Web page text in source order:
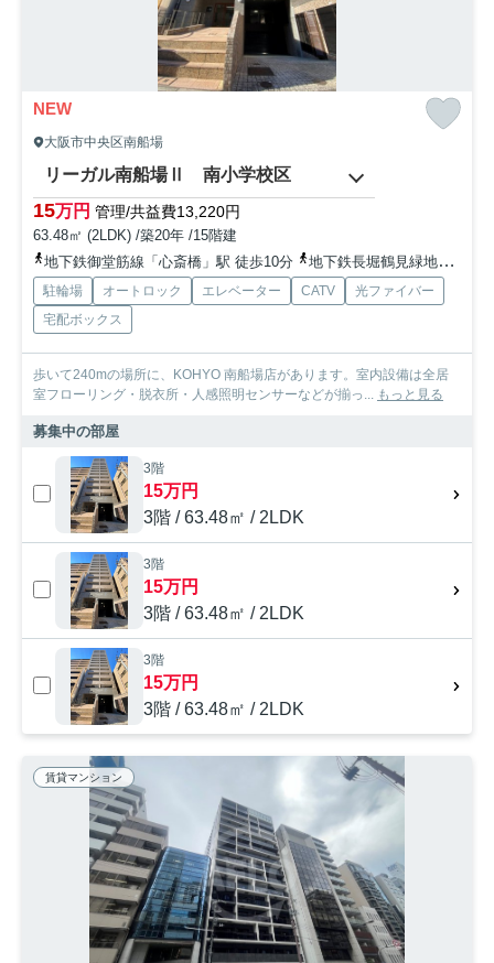
NEW
大阪市中央区南船場
リーガル南船場Ⅱ 南小学校区
15万円 管理/共益費13,220円
63.48㎡ (2LDK) /築20年 /15階建
地下鉄御堂筋線「心斎橋」駅 徒歩10分
地下鉄長堀鶴見緑地「長堀橋」駅 徒歩5分
駐輪場 オートロック エレベーター CATV
光ファイバー
宅配ボックス
歩いて240mの場所に、KOHYO 南船場店があります。室内設備は全居
室フローリング・脱衣所・人感照明センサーなどが揃っ... もっと見る
募集中の部屋
3階
15万円
3階 / 63.48㎡ / 2LDK
3階
15万円
3階 / 63.48㎡ / 2LDK
3階
15万円
3階 / 63.48㎡ / 2LDK
賃貸マンション